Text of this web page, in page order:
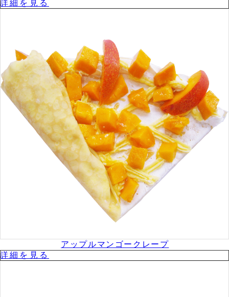
詳細を⾒る
アップルマンゴークレープ
詳細を⾒る